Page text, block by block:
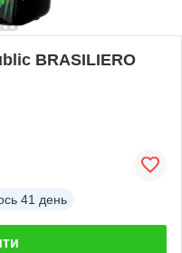
BRASILIERO
41 день